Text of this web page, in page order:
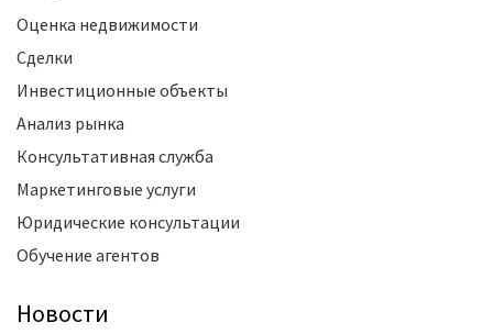
Оценка недвижимости
Сделки
Инвестиционные объекты
Анализ рынка
Консультативная служба
Маркетинговые услуги
Юридические консультации
Обучение агентов
Новости